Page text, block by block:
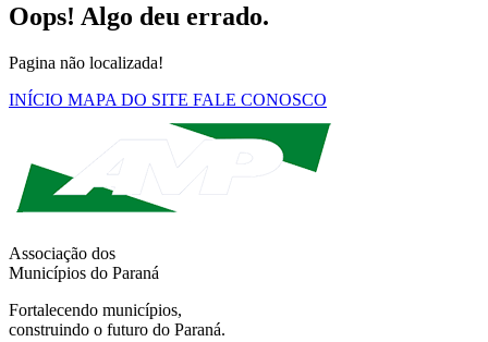
Oops! Algo deu errado.
Pagina não localizada!
INÍCIO MAPA DO SITE FALE CONOSCO
Associação dos
Municípios do Paraná
Fortalecendo municípios,
construindo o futuro do Paraná.